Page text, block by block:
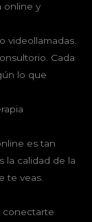
online y
videollamadas.
Cada
lo que
es tan
la calidad de la
te veas.
conectarte